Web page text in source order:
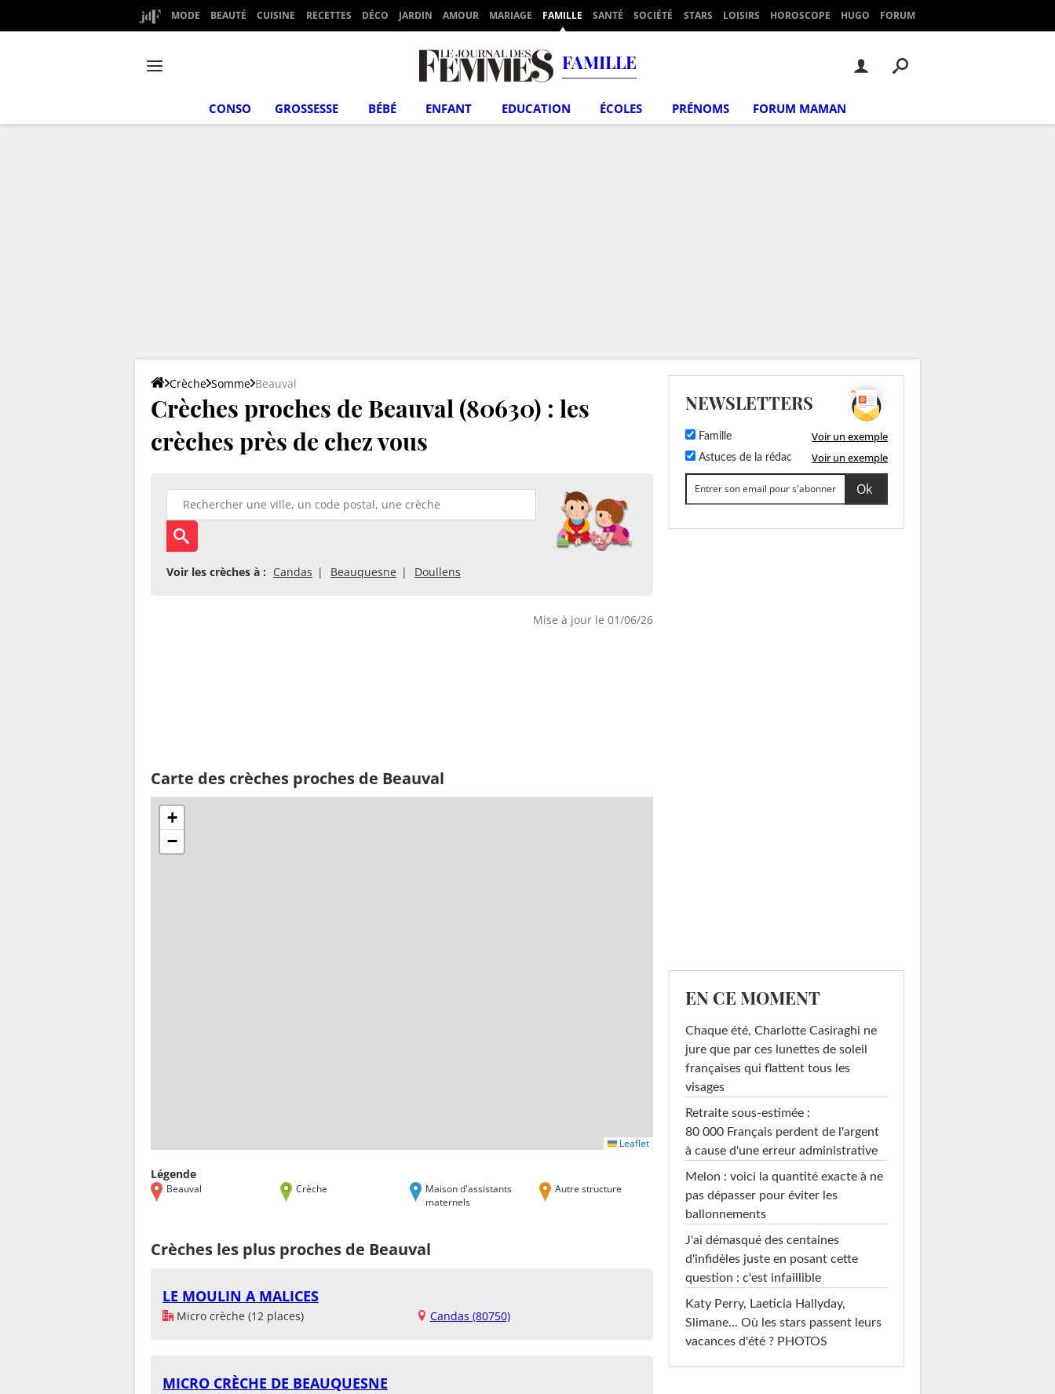
MODE BEAUTÉ CUISINE RECETTES DÉCO JARDIN AMOUR MARIAGE FAMILLE SANTÉ SOCIÉTÉ STARS LOISIRS HOROSCOPE HUGO FORUM
FAMILLE
CONSO GROSSESSE BÉBÉ ENFANT EDUCATION ÉCOLES PRÉNOMS FORUM MAMAN
Crèche Somme Beauval
Crèches proches de Beauval (80630) : les
crèches près de chez vous
Voir les crèches à : Candas Beauquesne Doullens
Mise à jour le 01/06/26
Carte des crèches proches de Beauval
+
−
Leaflet
Légende
Beauval Crèche
Maison d'assistants
maternels
Autre structure
Crèches les plus proches de Beauval
LE MOULIN A MALICES
Micro crèche (12 places) Candas (80750)
MICRO CRÈCHE DE BEAUQUESNE
NEWSLETTERS
Famille Voir un exemple
Astuces de la rédac Voir un exemple
EN CE MOMENT
Chaque été, Charlotte Casiraghi ne
jure que par ces lunettes de soleil
françaises qui flattent tous les
visages
Retraite sous-estimée :
80 000 Français perdent de l'argent
à cause d'une erreur administrative
Melon : voici la quantité exacte à ne
pas dépasser pour éviter les
ballonnements
J'ai démasqué des centaines
d'infidèles juste en posant cette
question : c'est infaillible
Katy Perry, Laeticia Hallyday,
Slimane... Où les stars passent leurs
vacances d'été ? PHOTOS